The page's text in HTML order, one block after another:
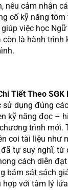
nêu cảm nhận
cố kỹ năng tóm
việc học
là hành trình
Tiết Theo SGK
dụng đúng
kỹ năng đọc –
trình mới.
coi tài liệu như
tự suy nghĩ,
cách diễn
bám sát sách
hợp với tâm lý